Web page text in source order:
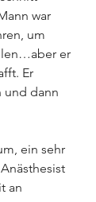
war
um
er
Er
und dann
ein sehr
an